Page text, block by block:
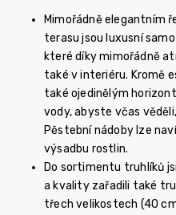
Mimořádně elegantním
terasu jsou luxusní
které díky mimořádně
také v interiéru. Kromě
také ojedinělým
vody, abyste včas
Pěstební nádoby lze
výsadbu rostlin.
Do sortimentu truhlíků
a kvality zařadili také
třech velikostech (40